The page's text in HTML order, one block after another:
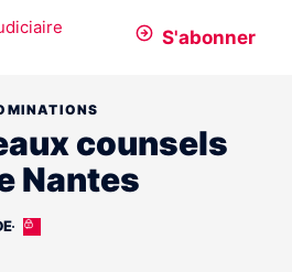
S'abonner
counsels
Nantes
Cet